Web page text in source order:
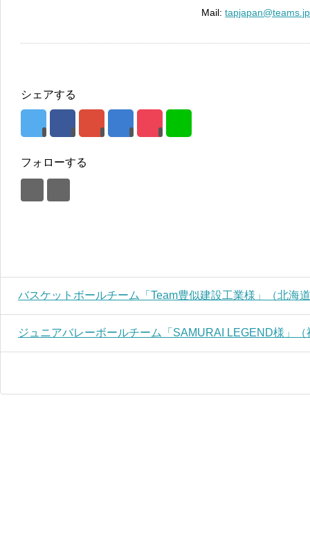
Mail:tapjapan@teams.jp
シェアする
フォローする
バスケットボールチーム「Team豊似建設工業様」（北海
ジュニアバレーボールチーム「SAMURAI LEGEND様」（